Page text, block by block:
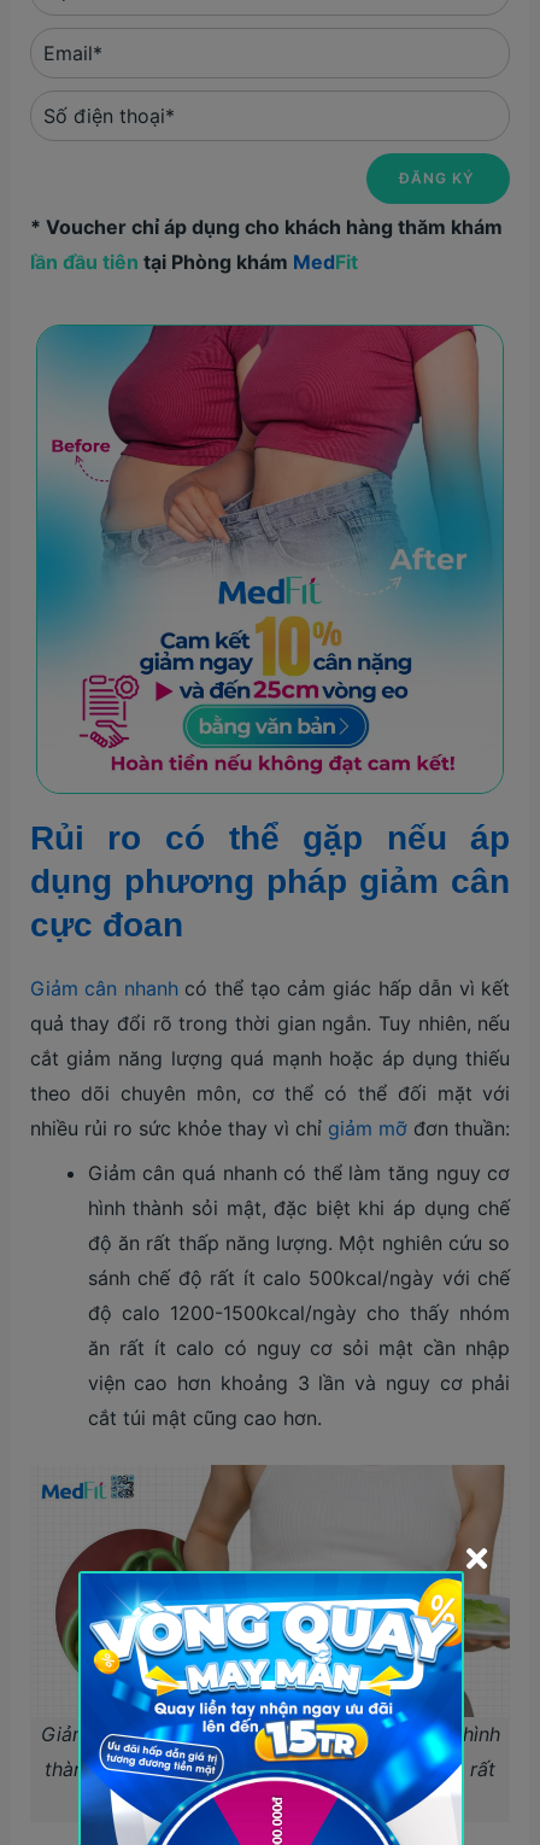
* Voucher chỉ áp dụng cho khách hàng thăm khám
lần đầu tiên tại Phòng khám MedFit
Rủi ro có thể gặp nếu áp
dụng phương pháp giảm cân
cực đoan
Giảm cân nhanhcó thể tạo cảm giác hấp dẫn vì kết
quả thay đổi rõ trong thời gian ngắn. Tuy nhiên, nếu
cắt giảm năng lượng quá mạnh hoặc áp dụng thiếu
theo dõi chuyên môn, cơ thể có thể đối mặt với
nhiều rủi ro sức khỏe thay vì chỉ giảm mỡđơn thuần:
Giảm cân quá nhanh có thể làm tăng nguy cơ
hình thành sỏi mật, đặc biệt khi áp dụng chế
độ ăn rất thấp năng lượng. Một nghiên cứu so
sánh chế độ rất ít calo 500kcal/ngày với chế
độ calo 1200-1500kcal/ngày cho thấy nhóm
ăn rất ít calo có nguy cơ sỏi mật cần nhập
viện cao hơn khoảng 3 lần và nguy cơ phải
cắt túi mật cũng cao hơn.
Giảm cân quá nhanh có thể làm tăng nguy cơ hình
thành sỏi mật, đặc biệt khi áp dụng chế độ ăn rất
thấp năng lượng